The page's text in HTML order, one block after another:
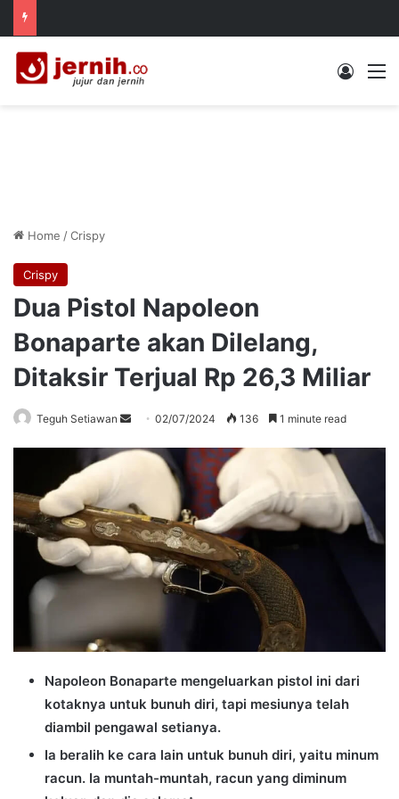
Log In
Home /Crispy
Crispy
Dua Pistol Napoleon
Bonaparte akan Dilelang,
Ditaksir Terjual Rp 26,3 Miliar
Teguh Setiawan
Send02/07/2024 136 1 minute read
Napoleon Bonaparte mengeluarkan pistol ini dari
kotaknya untuk bunuh diri, tapi mesiunya telah
diambil pengawal setianya.
Ia beralih ke cara lain untuk bunuh diri, yaitu minum
racun. Ia muntah-muntah, racun yang diminum